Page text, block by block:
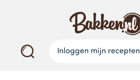
Inloggen mijn recepten